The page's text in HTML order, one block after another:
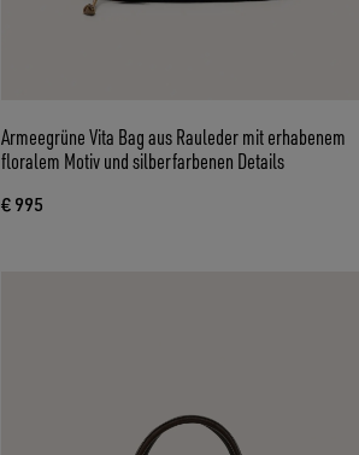
Armeegrüne Vita Bag aus Rauleder mit erhabenem
floralem Motiv und silberfarbenen Details
€ 995